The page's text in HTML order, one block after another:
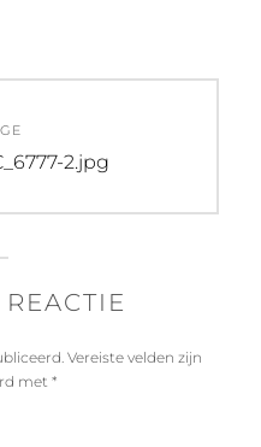
2.jpg
Vereiste velden zijn
met*